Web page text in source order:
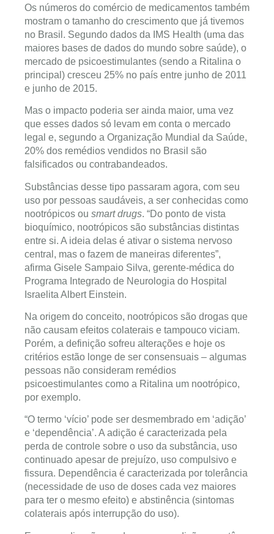
Os números do comércio de medicamentos também
mostram o tamanho do crescimento que já tivemos
no Brasil. Segundo dados da IMS Health (uma das
maiores bases de dados do mundo sobre saúde), o
mercado de psicoestimulantes (sendo a Ritalina o
principal) cresceu 25% no país entre junho de 2011
e junho de 2015.
Mas o impacto poderia ser ainda maior, uma vez
que esses dados só levam em conta o mercado
legal e, segundo a Organização Mundial da Saúde,
20% dos remédios vendidos no Brasil são
falsificados ou contrabandeados.
Substâncias desse tipo passaram agora, com seu
uso por pessoas saudáveis, a ser conhecidas como
nootrópicos ou smart drugs. “Do ponto de vista
bioquímico, nootrópicos são substâncias distintas
entre si. A ideia delas é ativar o sistema nervoso
central, mas o fazem de maneiras diferentes”,
afirma Gisele Sampaio Silva, gerente-médica do
Programa Integrado de Neurologia do Hospital
Israelita Albert Einstein.
Na origem do conceito, nootrópicos são drogas que
não causam efeitos colaterais e tampouco viciam.
Porém, a definição sofreu alterações e hoje os
critérios estão longe de ser consensuais – algumas
pessoas não consideram remédios
psicoestimulantes como a Ritalina um nootrópico,
por exemplo.
“O termo ‘vício’ pode ser desmembrado em ‘adição’
e ‘dependência’. A adição é caracterizada pela
perda de controle sobre o uso da substância, uso
continuado apesar de prejuízo, uso compulsivo e
fissura. Dependência é caracterizada por tolerância
(necessidade de uso de doses cada vez maiores
para ter o mesmo efeito) e abstinência (sintomas
colaterais após interrupção do uso).